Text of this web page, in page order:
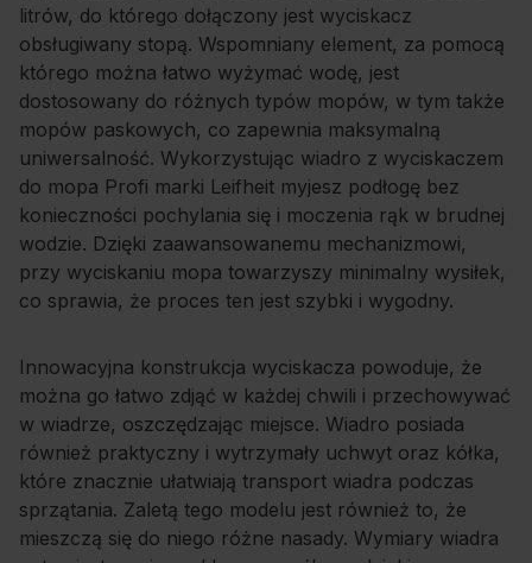
litrów, do którego dołączony jest wyciskacz
obsługiwany stopą. Wspomniany element, za pomocą
którego można łatwo wyżymać wodę, jest
dostosowany do różnych typów mopów, w tym także
mopów paskowych, co zapewnia maksymalną
uniwersalność. Wykorzystując wiadro z wyciskaczem
do mopa Profi marki Leifheit myjesz podłogę bez
konieczności pochylania się i moczenia rąk w brudnej
wodzie. Dzięki zaawansowanemu mechanizmowi,
przy wyciskaniu mopa towarzyszy minimalny wysiłek,
co sprawia, że proces ten jest szybki i wygodny.
Innowacyjna konstrukcja wyciskacza powoduje, że
można go łatwo zdjąć w każdej chwili i przechowywać
w wiadrze, oszczędzając miejsce. Wiadro posiada
również praktyczny i wytrzymały uchwyt oraz kółka,
które znacznie ułatwiają transport wiadra podczas
sprzątania. Zaletą tego modelu jest również to, że
mieszczą się do niego różne nasady. Wymiary wiadra